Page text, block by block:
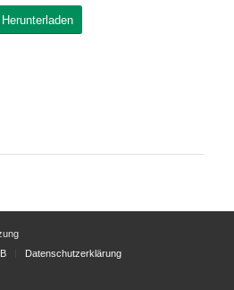
Herunterladen
Datenschutzerklärung